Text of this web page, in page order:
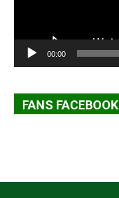
00:00
FANS FACEBOOK